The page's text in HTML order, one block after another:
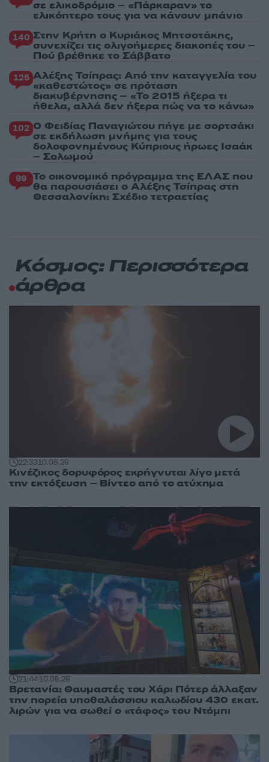
σε ελικοδρόμιο – «Πάρκαραν» το
ελικόπτερο τους για να κάνουν μπάνιο
140 Στην Κρήτη ο Κυριάκος Μητσοτάκης,
συνεχίζει τις ολιγοήμερες διακοπές του –
Πού βρέθηκε το Σάββατο
125 Αλέξης Τσίπρας: Από την καταγγελία του
«καθεστώτος» σε πρόταση
διακυβέρνησης – «Το 2015 ήξερα τι
ήθελα, αλλά δεν ήξερα πώς να το κάνω»
102 Ο Φειδίας Παναγιώτου πήγε με σορτσάκι
σε εκδήλωση μνήμης για τους
δολοφονημένους Κύπριους ήρωες Ισαάκ
– Σολωμού
99 Το οικονομικό πρόγραμμα της ΕΛΑΣ που
θα παρουσιάσει ο Αλέξης Τσίπρας στη
Θεσσαλονίκη: Σχέδιο τετραετίας
Κόσμος: Περισσότερα
άρθρα
22:3310.08.26
Κινέζικος δορυφόρος εκρήγνυται λίγο μετά
την εκτόξευση – Βίντεο από το ατύχημα
21:4410.08.26
Βρετανία: Θαυμαστές του Χάρι Πότερ άλλαξαν
την πορεία υποθαλάσσιου καλωδίου 430 εκατ.
λιρών για να σωθεί ο «τάφος» του Ντόμπι